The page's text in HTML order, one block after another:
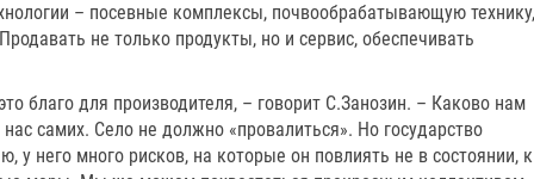
– посевные комплексы, почвообрабатывающую технику,
не только продукты, но и сервис, обеспечивать
благо для производителя, – говорит С.Занозин. – Каково нам
самих. Село не должно «провалиться». Но государство
у него много рисков, на которые он повлиять не в состоянии, к